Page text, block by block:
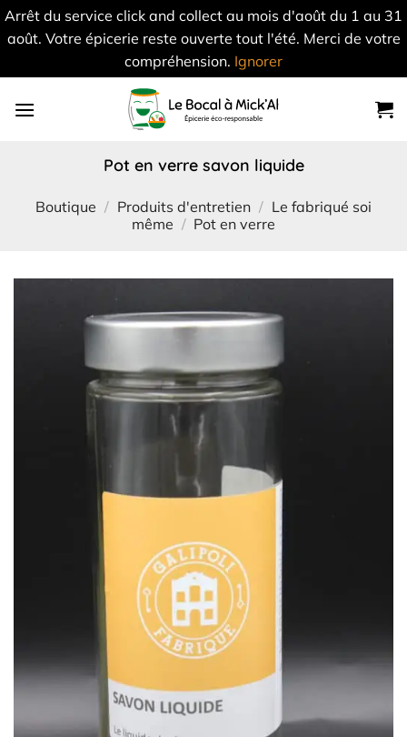
Arrêt du service click and collect au mois d'août du 1 au 31
août. Votre épicerie reste ouverte tout l'été. Merci de votre
compréhension. Ignorer
pot en verre savon liquide
Boutique / Produits d'entretien / Le fabriqué soi
même / Pot en verre